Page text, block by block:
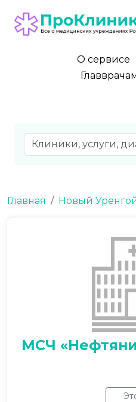
О сервисе
Главная Новый
МСЧ